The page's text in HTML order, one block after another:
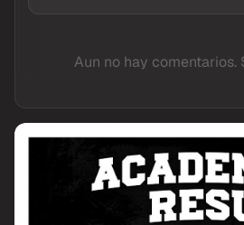
Aun no hay comentarios.